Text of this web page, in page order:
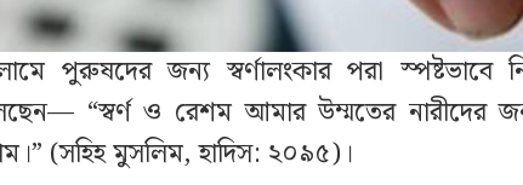
পুরুষদের জন্য স্বর্ণালংকার পরা স্পষ্টভাবে
“স্বর্ণ ও রেশম আমার উম্মতের
(সহিহ মুসলিম, হাদিস: ২০৯৫)।